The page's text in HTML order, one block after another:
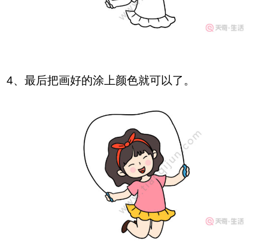
4、最后把画好的涂上颜色就可以了。